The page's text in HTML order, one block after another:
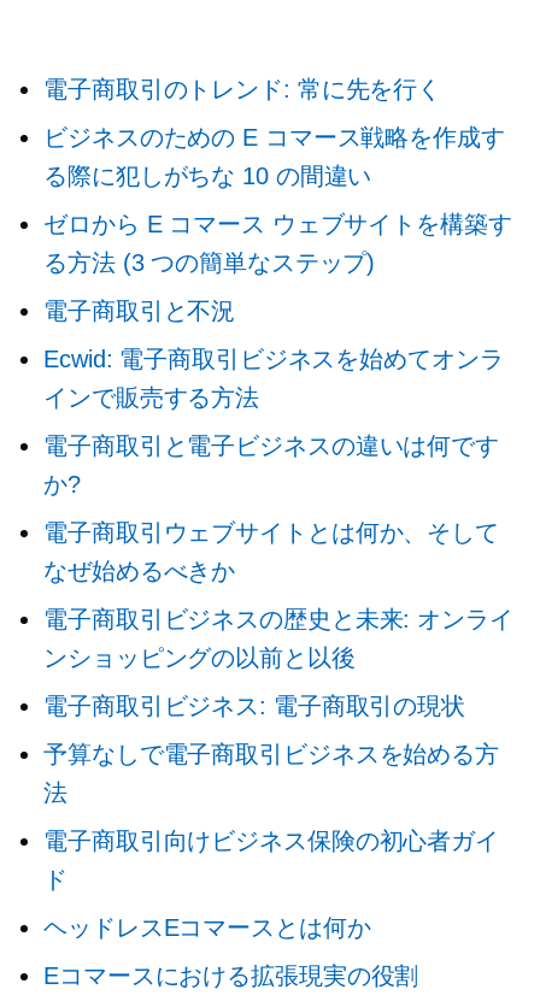
電子商取引のトレンド: 常に先を行く
ビジネスのための E コマース戦略を作成す
る際に犯しがちな 10 の間違い
ゼロから E コマース ウェブサイトを構築す
る方法 (3 つの簡単なステップ)
電子商取引と不況
Ecwid: 電子商取引ビジネスを始めてオンラ
インで販売する方法
電子商取引と電子ビジネスの違いは何です
か?
電子商取引ウェブサイトとは何か、そして
なぜ始めるべきか
電子商取引ビジネスの歴史と未来: オンライ
ンショッピングの以前と以後
電子商取引ビジネス: 電子商取引の現状
予算なしで電子商取引ビジネスを始める方
法
電子商取引向けビジネス保険の初心者ガイ
ド
ヘッドレスEコマースとは何か
Eコマースにおける拡張現実の役割